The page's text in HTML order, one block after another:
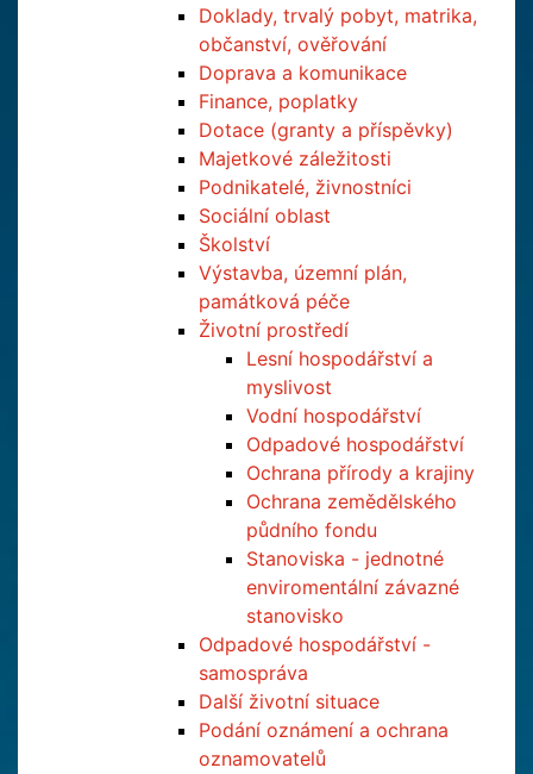
Doklady, trvalý pobyt, matrika,
občanství, ověřování
Doprava a komunikace
Finance, poplatky
Dotace (granty a příspěvky)
Majetkové záležitosti
Podnikatelé, živnostníci
Sociální oblast
Školství
Výstavba, územní plán,
památková péče
Životní prostředí
Lesní hospodářství a
myslivost
Vodní hospodářství
Odpadové hospodářství
Ochrana přírody a krajiny
Ochrana zemědělského
půdního fondu
Stanoviska - jednotné
enviromentální závazné
stanovisko
Odpadové hospodářství -
samospráva
Další životní situace
Podání oznámení a ochrana
oznamovatelů